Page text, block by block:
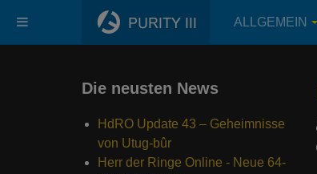
ALLGEMEIN
Die neusten News
HdRO Update 43 – Geheimnisse
von Utug-bûr
Herr der Ringe Online - Neue 64-